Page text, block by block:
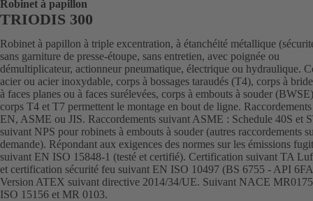
Robinet à papillon
TRIODIS 300
Robinet à papillon à triple excentration, à étanchéité métallique
sans garniture de presse-étoupe, sans entretien, avec poignée ou
démultiplicateur, actionneur pneumatique, électrique ou hydraulique.
acier ou acier inoxydable, corps à bossages taraudés (T4), corps à
à faces planes ou à faces surélevées, corps à embouts à souder
corps T4 et T7 permettent le montage en bout de ligne.
EN, ASME ou JIS. Raccordements suivant ASME : Schedule 40S et
suivant NPS pour robinets à embouts à souder (autres raccordements
demande). Répondant aux exigences des normes sur les émissions
suivant EN ISO 15848-1 (testé et certifié). Certification suivant TA
et certification sécurité feu suivant EN ISO 10497 (BS 6755 - API
Version ATEX suivant directive 2014/34/UE. Suivant NACE
ISO 15156 et MR 0103.